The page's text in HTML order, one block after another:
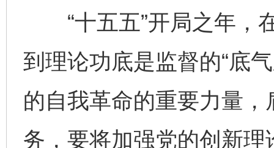
“十五五”开局之年，
到理论功底是监督的“底
的自我革命的重要力量
务，要将加强党的创新